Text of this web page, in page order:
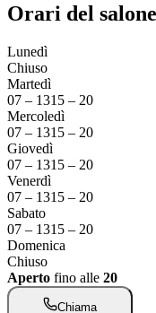
Orari del salone
Lunedì
Chiuso
Martedì
07 – 1315 – 20
Mercoledì
07 – 1315 – 20
Giovedì
07 – 1315 – 20
Venerdì
07 – 1315 – 20
Sabato
07 – 1315 – 20
Domenica
Chiuso
Aperto fino alle 20
Chiama